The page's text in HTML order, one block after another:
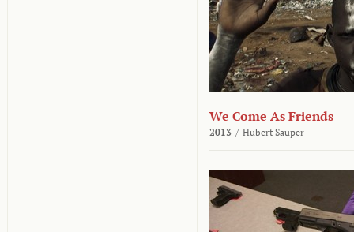
We Come As Friends
2013 / Hubert Sauper